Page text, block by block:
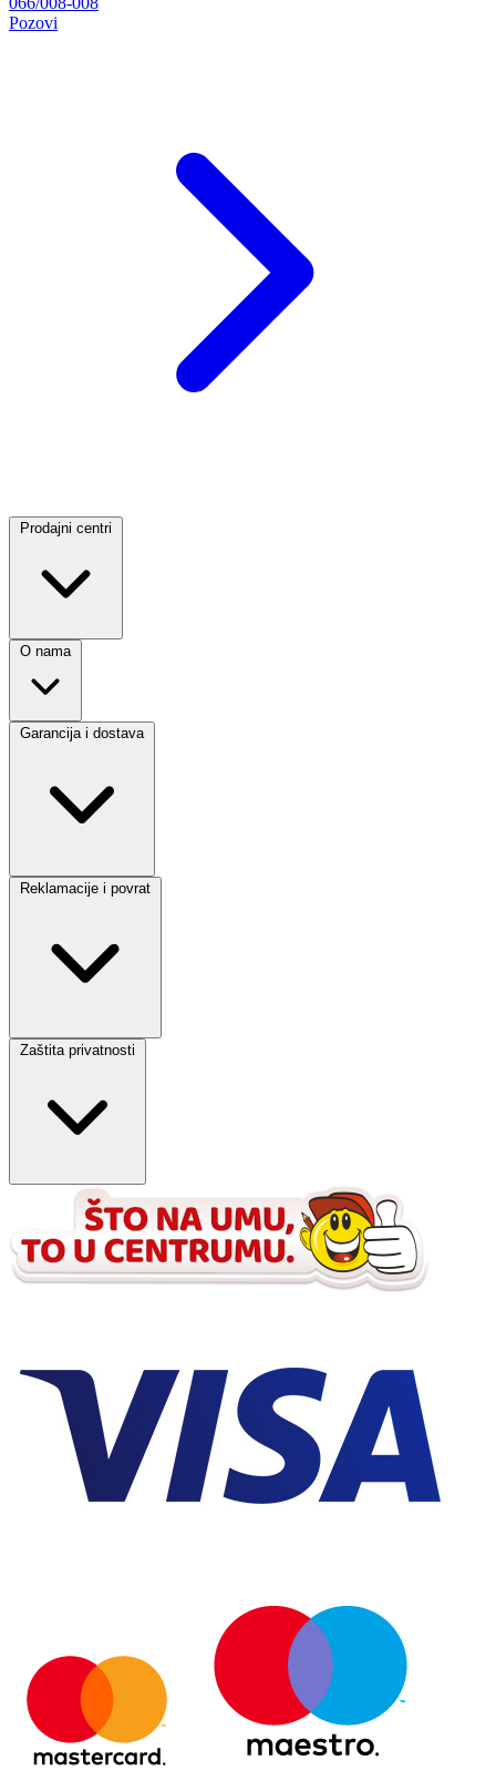
Pozovi
Prodajni centri
O nama
Garancija i dostava
Reklamacije i povrat
Zaštita privatnosti